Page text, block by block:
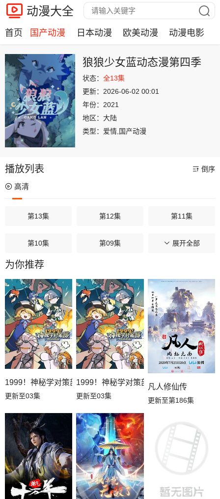
动漫大全
首页 国产动漫 日本动漫 欧美动漫 动漫电影
狼狼少女蓝动态漫第四季
状态： 全13集
更新： 2026-06-02 00:01
年份： 2021
地区： 大陆
类型： 爱情,国产动漫
播放列表 倒序
高清
第13集 第12集 第11集
第10集 第09集 第08集
第07集
第04集 第03集 第02集
第01集
展开全部
为你推荐
1999！神秘学对策部国语
更新至03集
1999！神秘学对策部英语
更新至03集
凡人修仙传
更新至第186集